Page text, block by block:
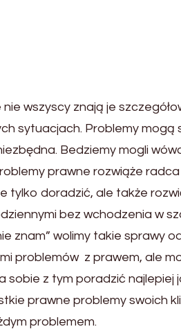
wszyscy znają je
sytuacjach. Problemy
Bedziemy mogli
prawne rozwiąże radca
tylko doradzić, ale także
bez wchodzenia w
znam” wolimy takie sprawy
problemów z prawem, ale
sobie z tym poradzić
prawne problemy swoich
problemem.